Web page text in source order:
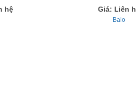
hệ Giá: Liên
Balo